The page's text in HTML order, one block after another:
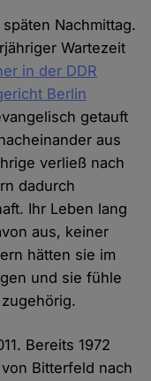
Nachmittag.
Wartezeit
in der DDR
Berlin
getauft
aus
verließ nach
dadurch
Ihr Leben lang
aus, keiner
hätten sie im
und sie fühle
Bereits 1972
Bitterfeld nach